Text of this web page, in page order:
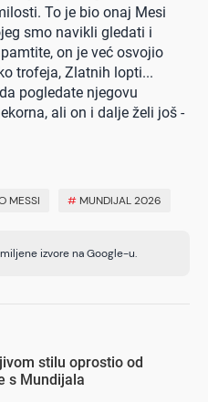
To je bio onaj Mesi
smo navikli gledati i
on je već osvojio
trofeja, Zlatnih lopti...
pogledate njegovu
ali on i dalje želi još -
MESSI # MUNDIJAL 2026
izvore na Google-u.
stilu oprostio od
s Mundijala